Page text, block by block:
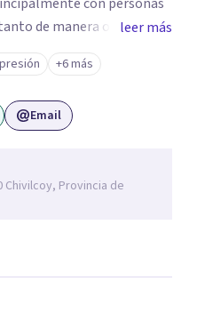
de manera online
a las necesidades
vinculados a la
el duelo, el dolor crónico
requieren contención,
leer más
+6 más
Email
Chivilcoy, Provincia de